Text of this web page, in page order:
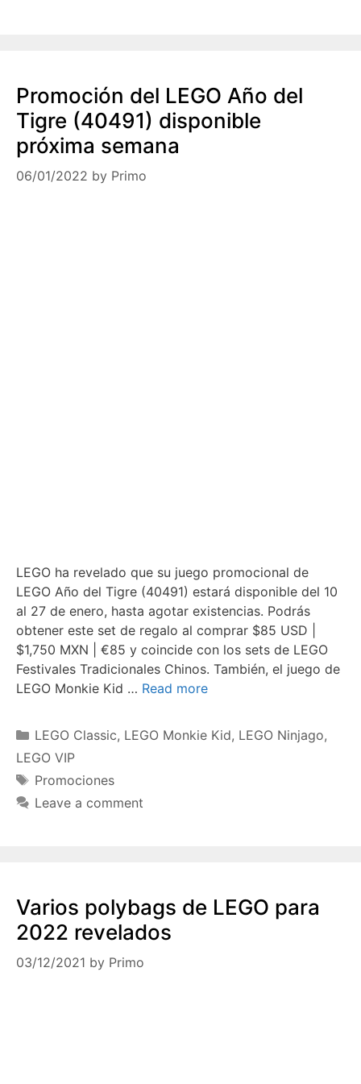
Promoción del LEGO Año del
Tigre (40491) disponible
próxima semana
06/01/2022 by Primo
LEGO ha revelado que su juego promocional de
LEGO Año del Tigre (40491) estará disponible del 10
al 27 de enero, hasta agotar existencias. Podrás
obtener este set de regalo al comprar $85 USD |
$1,750 MXN | €85 y coincide con los sets de LEGO
Festivales Tradicionales Chinos. También, el juego de
LEGO Monkie Kid … Read more
Categories
LEGO Classic, LEGO Monkie Kid, LEGO Ninjago,
LEGO VIP
Tags
Promociones
Leave a comment
Varios polybags de LEGO para
2022 revelados
03/12/2021 by Primo